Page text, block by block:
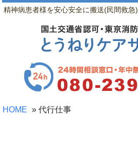
精神病患者様を安心安全に搬送(民間救急)
HOME » 代行仕事